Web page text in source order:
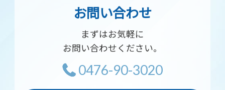
お問い合わせ
まずはお気軽に
お問い合わせください。
0476-90-3020